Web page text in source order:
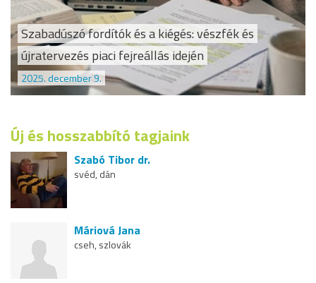
Szabadúszó fordítók és a kiégés: vészfék és
újratervezés piaci fejreállás idején
2025. december 9.
Új és hosszabbító tagjaink
Szabó Tibor dr.
svéd, dán
Máriová Jana
cseh, szlovák